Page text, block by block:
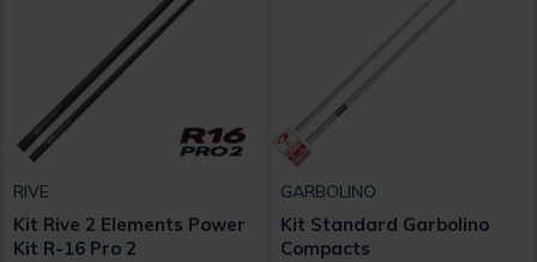
RIVE
Kit Rive 2 Elements Power
Kit R-16 Pro 2
GARBOLINO
Kit Standard Garbolino
Compacts